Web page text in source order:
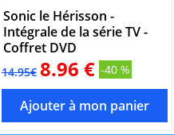
Sonic le Hérisson -
Intégrale de la série TV -
Coffret DVD
14.95€ 8.96 € -40 %